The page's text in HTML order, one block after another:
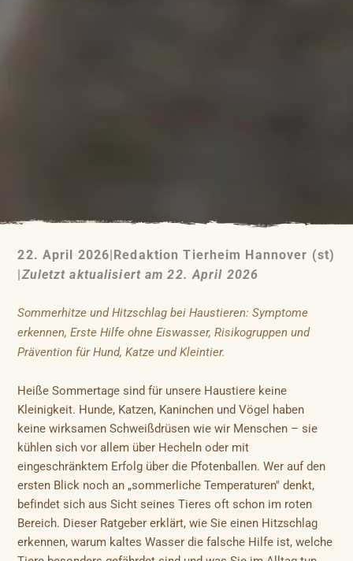
22. April 2026|Redaktion Tierheim Hannover (st)
|Zuletzt aktualisiert am 22. April 2026
Sommerhitze und Hitzschlag bei Haustieren: Symptome
erkennen, Erste Hilfe ohne Eiswasser, Risikogruppen und
Prävention für Hund, Katze und Kleintier.
Heiße Sommertage sind für unsere Haustiere keine
Kleinigkeit. Hunde, Katzen, Kaninchen und Vögel haben
keine wirksamen Schweißdrüsen wie wir Menschen – sie
kühlen sich vor allem über Hecheln oder mit
eingeschränktem Erfolg über die Pfotenballen. Wer auf den
ersten Blick noch an „sommerliche Temperaturen" denkt,
befindet sich aus Sicht seines Tieres oft schon im roten
Bereich. Dieser Ratgeber erklärt, wie Sie einen Hitzschlag
erkennen, warum kaltes Wasser die falsche Hilfe ist, welche